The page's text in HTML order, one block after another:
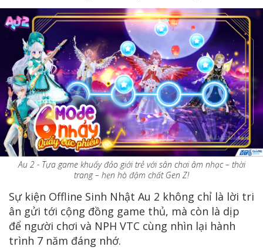
Au 2 - Tựa game khuấy đảo giới trẻ với sân chơi âm nhạc – thời
trang – hẹn hò đậm chất Gen Z!
Sự kiện Offline Sinh Nhật Au 2 không chỉ là lời tri
ân gửi tới cộng đồng game thủ, mà còn là dịp
để người chơi và NPH VTC cùng nhìn lại hành
trình 7 năm đáng nhớ.